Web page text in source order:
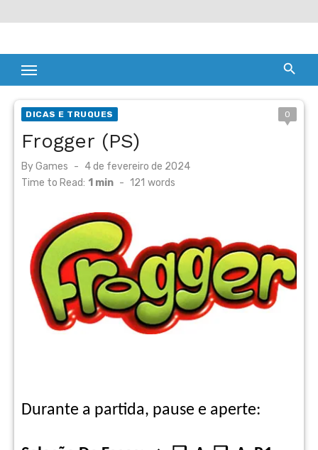
DICAS E TRUQUES 0
Frogger (PS)
ByGames
Posted
on
4 de fevereiro de 2024
Time to Read: 1 min - 121 words
Durante a partida, pause e aperte: